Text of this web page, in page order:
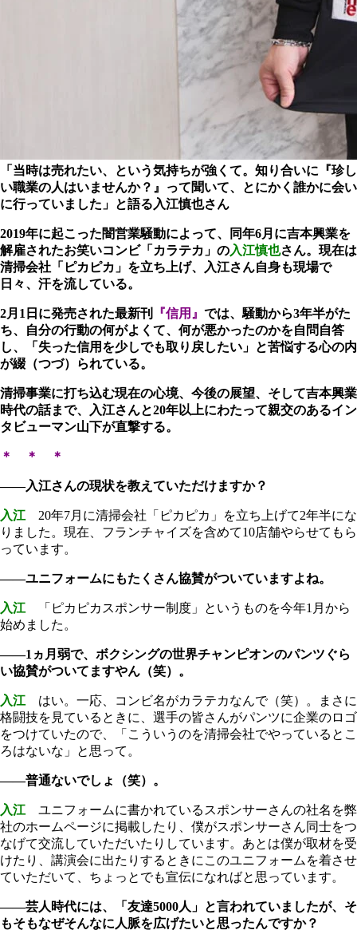
「当時は売れたい、という気持ちが強くて。知り合いに『珍し
い職業の人はいませんか？』って聞いて、とにかく誰かに会い
に行っていました」と語る入江慎也さん
2019年に起こった闇営業騒動によって、同年6月に吉本興業を
解雇されたお笑いコンビ「カラテカ」の入江慎也さん。現在は
清掃会社「ピカピカ」を立ち上げ、入江さん自身も現場で
日々、汗を流している。
2月1日に発売された最新刊 『信用』 では、騒動から3年半がた
ち、自分の行動の何がよくて、何が悪かったのかを自問自答
し、「失った信用を少しでも取り戻したい」と苦悩する心の内
が綴（つづ）られている。
清掃事業に打ち込む現在の心境、今後の展望、そして吉本興業
時代の話まで、入江さんと20年以上にわたって親交のあるイン
タビューマン山下が直撃する。
＊ ＊ ＊
――入江さんの現状を教えていただけますか？
入江 20年7月に清掃会社「ピカピカ」を立ち上げて2年半にな
りました。現在、フランチャイズを含めて10店舗やらせてもら
っています。
――ユニフォームにもたくさん協賛がついていますよね。
入江 「ピカピカスポンサー制度」というものを今年1月から
始めました。
――1ヵ月弱で、ボクシングの世界チャンピオンのパンツぐら
い協賛がついてますやん（笑）。
入江 はい。一応、コンビ名がカラテカなんで（笑）。まさに
格闘技を見ているときに、選手の皆さんがパンツに企業のロゴ
をつけていたので、「こういうのを清掃会社でやっているとこ
ろはないな」と思って。
――普通ないでしょ（笑）。
入江 ユニフォームに書かれているスポンサーさんの社名を弊
社のホームページに掲載したり、僕がスポンサーさん同士をつ
なげて交流していただいたりしています。あとは僕が取材を受
けたり、講演会に出たりするときにこのユニフォームを着させ
ていただいて、ちょっとでも宣伝になればと思っています。
――芸人時代には、「友達5000人」と言われていましたが、そ
もそもなぜそんなに人脈を広げたいと思ったんですか？